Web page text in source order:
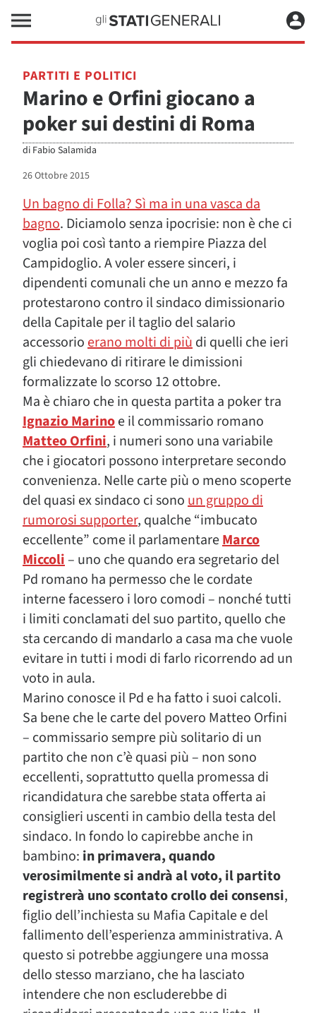
PARTITI E POLITICI
Marino e Orfini giocano a
poker sui destini di Roma
di Fabio Salamida
26 Ottobre 2015
Un bagno di Folla? Sì ma in una vasca da
bagno. Diciamolo senza ipocrisie: non è che ci
voglia poi così tanto a riempire Piazza del
Campidoglio. A voler essere sinceri, i
dipendenti comunali che un anno e mezzo fa
protestarono contro il sindaco dimissionario
della Capitale per il taglio del salario
accessorioerano molti di piùdi quelli che ieri
gli chiedevano di ritirare le dimissioni
formalizzate lo scorso 12 ottobre.
Ma è chiaro che in questa partita a poker tra
Ignazio Marinoe il commissario romano
Matteo Orfini, i numeri sono una variabile
che i giocatori possono interpretare secondo
convenienza. Nelle carte più o meno scoperte
del quasi ex sindaco ci sonoun gruppo di
rumorosi supporter, qualche “imbucato
eccellente” come il parlamentareMarco
Miccoli– uno che quando era segretario del
Pd romano ha permesso che le cordate
interne facessero i loro comodi – nonché tutti
i limiti conclamati del suo partito, quello che
sta cercando di mandarlo a casa ma che vuole
evitare in tutti i modi di farlo ricorrendo ad un
voto in aula.
Marino conosce il Pd e ha fatto i suoi calcoli.
Sa bene che le carte del povero Matteo Orfini
– commissario sempre più solitario di un
partito che non c’è quasi più – non sono
eccellenti, soprattutto quella promessa di
ricandidatura che sarebbe stata offerta ai
consiglieri uscenti in cambio della testa del
sindaco. In fondo lo capirebbe anche in
bambino: in primavera, quando
verosimilmente si andrà al voto, il partito
registrerà uno scontato crollo dei consensi,
figlio dell’inchiesta su Mafia Capitale e del
fallimento dell’esperienza amministrativa. A
questo si potrebbe aggiungere una mossa
dello stesso marziano, che ha lasciato
intendere che non escluderebbe di